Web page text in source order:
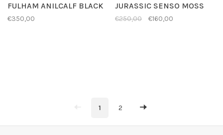
FULHAM ANILCALF BLACK
€350,00
JURASSIC SENSO MOSS
€250,00 €160,00
1 2